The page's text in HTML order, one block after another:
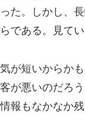
た。しかし、
である。見て
が短いからか
が悪いのだろ
報もなかなか残